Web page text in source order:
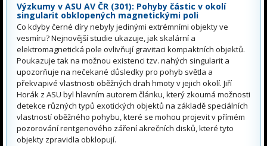
Výzkumy v ASU AV ČR (301): Pohyby částic v okolí
singularit obklopených magnetickými poli
Co kdyby černé díry nebyly jedinými extrémními objekty ve
vesmíru? Nejnovější studie ukazuje, jak skalární a
elektromagnetická pole ovlivňují gravitaci kompaktních objektů.
Poukazuje tak na možnou existenci tzv. nahých singularit a
upozorňuje na nečekané důsledky pro pohyb světla a
překvapivé vlastnosti oběžných drah hmoty v jejich okolí. Jiří
Horák z ASU byl hlavním autorem článku, který zkoumá možnosti
detekce různých typů exotických objektů na základě speciálních
vlastností oběžného pohybu, které se mohou projevit v přímém
pozorování rentgenového záření akrečních disků, které tyto
objekty zpravidla obklopují.